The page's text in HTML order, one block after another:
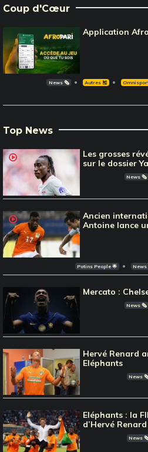
Coup d'Cœur
Application
News 🗞️ Autres 🎽
Top News
Les grosses
sur le dossier
News 🗞️
Ancien
Antoine lance
Potins People 🌟
Mercato :
News 🗞️
Hervé Renard
Eléphants
News
Eléphants : la
d’Hervé Renard
News